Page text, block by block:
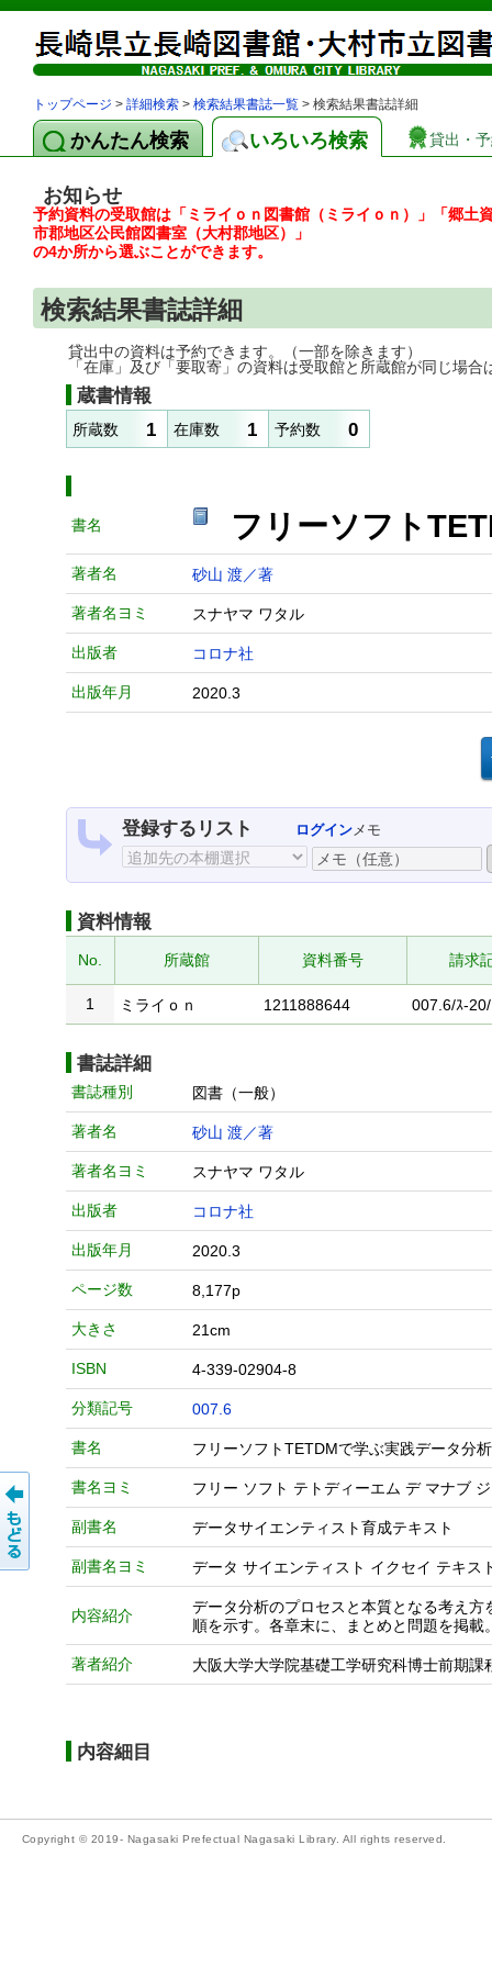
トップページ > 詳細検索 > 検索結果書誌一覧 > 検索結果書誌詳細
かんたん検索 いろいろ検索 貸出・
お知らせ
予約資料の受取館は「ミライｏｎ図書館（ミライｏｎ）」「郷
市郡地区公民館図書室（大村郡地区）」
の4か所から選ぶことができます。
検索結果書誌詳細
貸出中の資料は予約できます。（一部を除きます）
「在庫」及び「要取寄」の資料は受取館と所蔵館が同じ場合
蔵書情報
所蔵数 1 在庫数 1 予約数 0
書名 フリーソフト
著者名 砂山 渡／著
著者名ヨミ スナヤマ ワタル
出版者 コロナ社
出版年月 2020.3
登録するリスト ログインメモ
資料情報
No. 所蔵館 資料番号 請求
1 ミライｏｎ 1211888644 007.6/ｽ-20/
書誌詳細
書誌種別 図書（一般）
著者名 砂山 渡／著
著者名ヨミ スナヤマ ワタル
出版者 コロナ社
出版年月 2020.3
ページ数 8,177p
大きさ 21cm
ISBN 4-339-02904-8
分類記号 007.6
書名 フリーソフトTETDMで学ぶ実践データ
書名ヨミ フリー ソフト テトディーエム デ マナブ
副書名 データサイエンティスト育成テキスト
副書名ヨミ データ サイエンティスト イクセイ テキス
内容紹介
データ分析のプロセスと本質となる考え
順を示す。各章末に、まとめと問題を掲載
著者紹介 大阪大学大学院基礎工学研究科博士前期
内容細目
Copyright © 2019- Nagasaki Prefectual Nagasaki Library. All rights reserved.